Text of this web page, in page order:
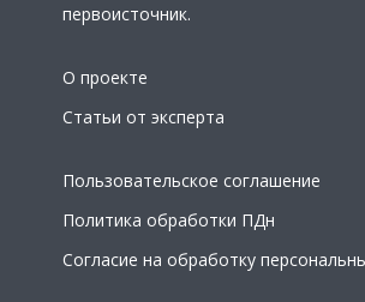
первоисточник.
О проекте
Статьи от эксперта
Пользовательское соглашение
Политика обработки ПДн
Согласие на обработку